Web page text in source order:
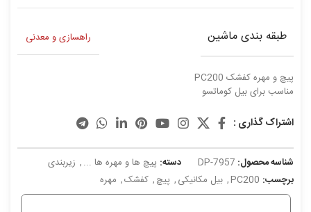
طبقه بندی ماشین راهسازی و معدنی
پیچ و مهره کفشک PC200
مناسب برای بیل کوماتسو
اشتراک گذاری :
شناسه محصول: DP-7957 دسته: پیچ ها و مهره ها ..., زیربندی
برچسب: PC200
, بیل مکانیکی, پیچ, کفشک, مهره